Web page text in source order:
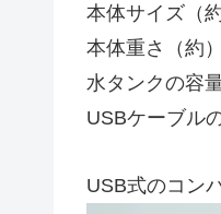
本体サイズ（
本体重さ（約
水タンクの容
USBケーブル
USB式のコン